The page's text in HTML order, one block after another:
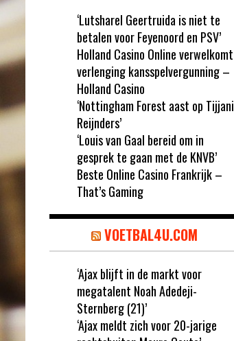
‘Lutsharel Geertruida is niet te
betalen voor Feyenoord en PSV’
Holland Casino Online verwelkomt
verlenging kansspelvergunning –
Holland Casino
‘Nottingham Forest aast op Tijjani
Reijnders’
‘Louis van Gaal bereid om in
gesprek te gaan met de KNVB’
Beste Online Casino Frankrijk –
That’s Gaming
VOETBAL4U.COM
‘Ajax blijft in de markt voor
megatalent Noah Adedeji-
Sternberg (21)’
‘Ajax meldt zich voor 20-jarige